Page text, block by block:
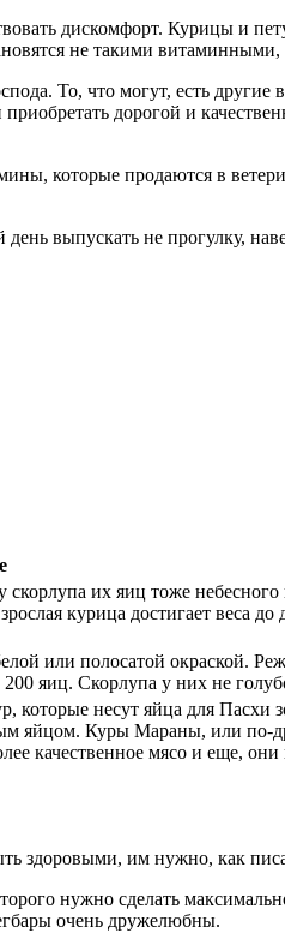
дискомфорт. Курицы и
не такими витаминными,
То, что могут, есть
дорогой и
которые продаются в
выпускать не прогулку,
их яиц тоже
курица достигает веса
или полосатой окраской.
яиц. Скорлупа у них не
которые несут яйца для Пасхи
яйцом. Куры Мараны, или по-
качественное мясо и еще, они
здоровыми, им нужно, как
нужно сделать
очень дружелюбны.